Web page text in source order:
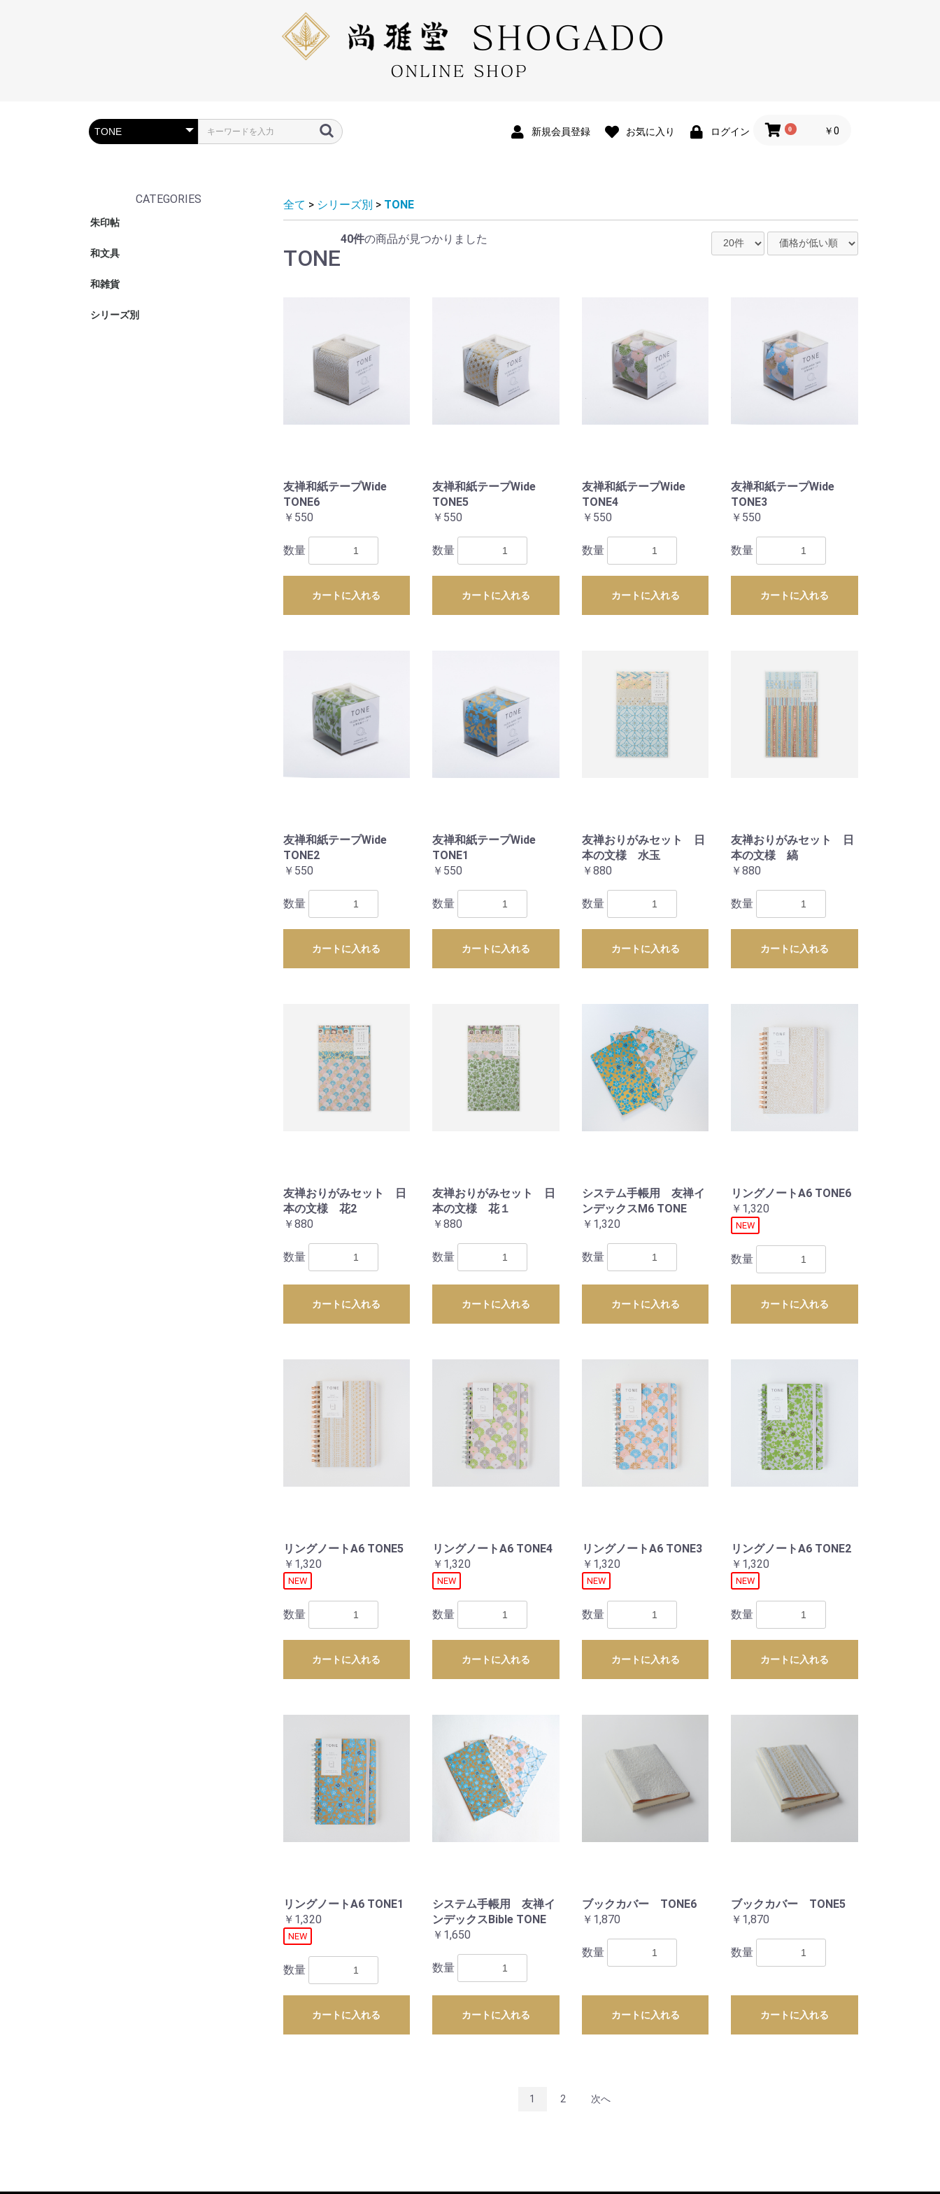
新規会員登録 お気に入り ログイン 0 ￥0
CATEGORIES
朱印帖 朱印帖
ポケット朱印帖
朱印帖バッグ
和文具 筆箱・ペンケース
筆ペン
リングノート
和綴じノート・和綴じメモ
メッセージカード
姫巻物
システム手帳用 友禅インデックス
和雑貨
シリーズ別
全て > シリーズ別 > TONE
TONE
40件の商品が見つかりました
友禅和紙テープWide
TONE6
￥550
数量
カートに入れる
友禅和紙テープWide
TONE5
￥550
数量
カートに入れる
友禅和紙テープWide
TONE4
￥550
数量
カートに入れる
友禅和紙テープWide
TONE3
￥550
数量
カートに入れる
友禅和紙テープWide
TONE2
￥550
数量
カートに入れる
友禅和紙テープWide
TONE1
￥550
数量
カートに入れる
友禅おりがみセット 日
本の文様 水玉
￥880
数量
カートに入れる
友禅おりがみセット 日
本の文様 縞
￥880
数量
カートに入れる
友禅おりがみセット 日
本の文様 花2
￥880
数量
カートに入れる
友禅おりがみセット 日
本の文様 花１
￥880
数量
カートに入れる
システム手帳用 友禅イ
ンデックスM6 TONE
￥1,320
数量
カートに入れる
リングノートA6 TONE6
￥1,320
NEW
数量
カートに入れる
リングノートA6 TONE5
￥1,320
NEW
数量
カートに入れる
リングノートA6 TONE4
￥1,320
NEW
数量
カートに入れる
リングノートA6 TONE3
￥1,320
NEW
数量
カートに入れる
リングノートA6 TONE2
￥1,320
NEW
数量
カートに入れる
リングノートA6 TONE1
￥1,320
NEW
数量
カートに入れる
システム手帳用 友禅イ
ンデックスBible TONE
￥1,650
数量
カートに入れる
ブックカバー TONE6
￥1,870
数量
カートに入れる
ブックカバー TONE5
￥1,870
数量
カートに入れる
1 2 次へ